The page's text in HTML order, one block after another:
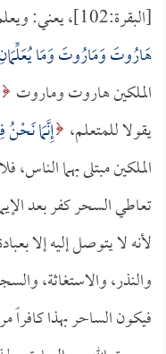
[البقرة:102]، يعني: ويعلمونهم ما أنزل على الملكين،
هَارُوتَ وَمَارُوتَ وَمَا
الملكين هاروت وماروت
يقولا للمتعلم، إِنَّمَا نَحْنُ
الملكين مبتلى بهما
تعاطي السحر كفر بعد
لأنه لا يتوصل إليه إلا
والنذر، والاستغاثة،
فيكون الساحر بهذا كافراً